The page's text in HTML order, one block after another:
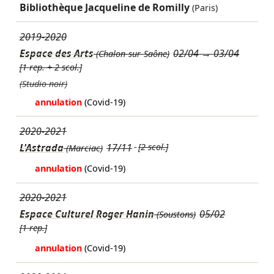
Bibliothèque Jacqueline de Romilly (Paris)
2019-2020
Espace des Arts(Chalon-sur-Saône) 02/04→03/04
[1 rep. + 2 scol.]
(Studio noir)
annulation (Covid-19)
2020-2021
L'Astrada(Marciac) 17/11 [2 scol.]
annulation (Covid-19)
2020-2021
Espace Culturel Roger Hanin(Soustons) 05/02
[1 rep.]
annulation (Covid-19)